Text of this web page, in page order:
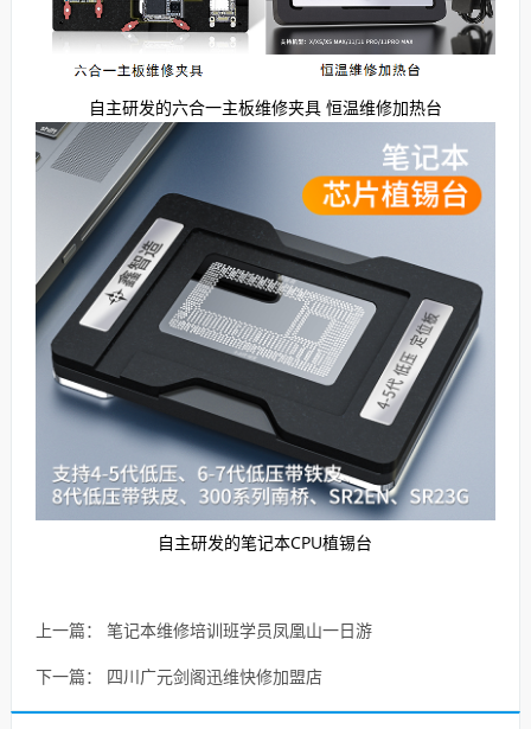
自主研发的六合一主板维修夹具 恒温维修加热台
自主研发的笔记本CPU植锡台
上一篇： 笔记本维修培训班学员凤凰山一日游
下一篇： 四川广元剑阁迅维快修加盟店